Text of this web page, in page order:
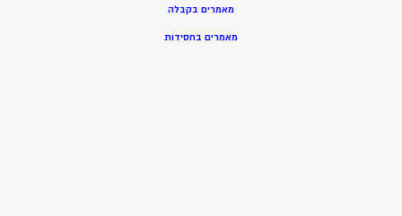
מאמרים בקבלה
מאמרים בחסידות